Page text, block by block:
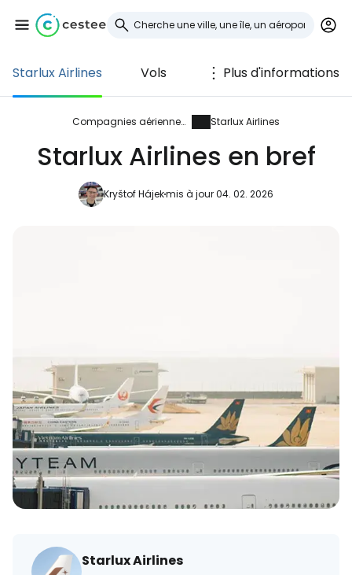
Starlux Airlines Vols Plus d'informations
Compagnies aériennes Starlux Airlines
Starlux Airlines en bref
Kryštof Hájekmis à jour 04. 02. 2026
Starlux Airlines
Se connecter à
Cestee
... la communauté mondiale des voyageurs
électronique